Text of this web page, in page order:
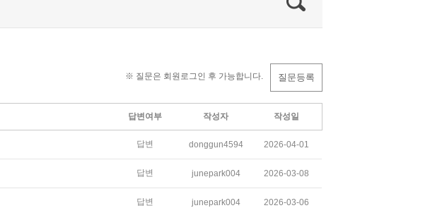
※ 질문은 회원로그인 후 가능합니다. 질문등록
답변여부 작성자 작성일
답변 donggun4594 2026-04-01
답변 junepark004 2026-03-08
답변 junepark004 2026-03-06